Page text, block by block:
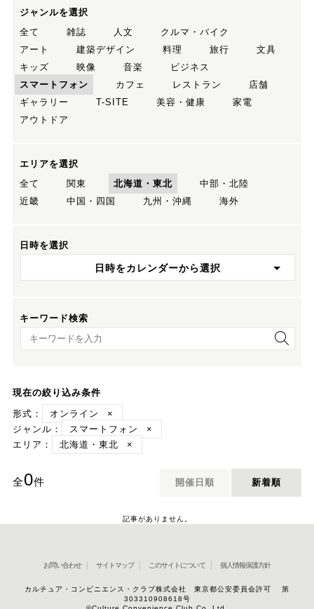
ジャンルを選択
全て
雑誌 人文
クルマ・バイク
アート
建築デザイン 料理 旅行
文具
キッズ
映像 音楽
ビジネス
スマートフォン
カフェ レストラン
店舗
ギャラリー
T-SITE 美容・健康
家電
アウトドア
エリアを選択
全て
関東 北海道・東北
中部・北陸
近畿
中国・四国 九州・沖縄 海外
日時を選択
日時をカレンダーから選択
キーワード検索
キーワード検索
現在の絞り込み条件
形式：
オンライン
×
ジャンル：
スマートフォン
×
エリア：
北海道・東北 ×
全0件 開催日順 新着順
記事がありません。
お問い合わせ サイトマップ このサイトについて 個人情報保護方針
カルチュア・コンビニエンス・クラブ株式会社 東京都公安委員会許可 第
303310908618号